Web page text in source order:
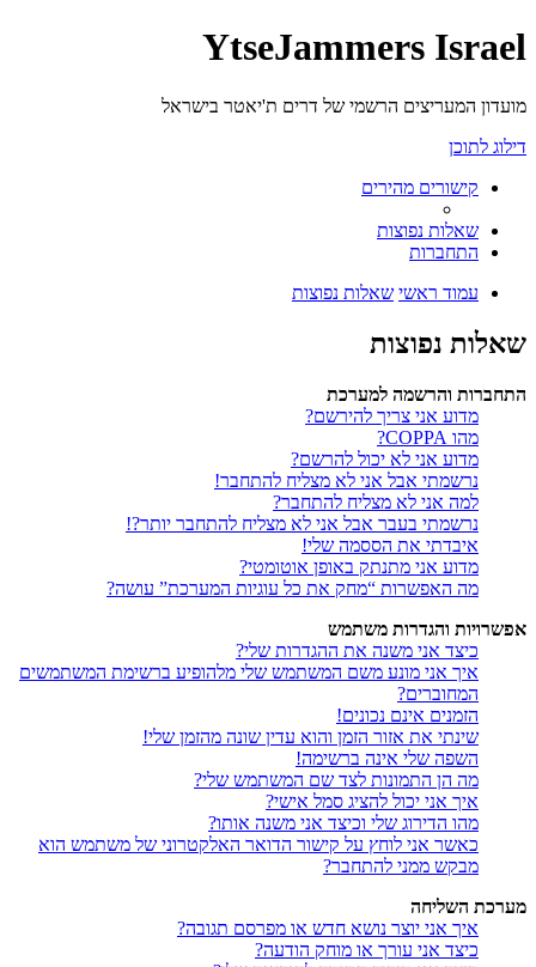
YtseJammers Israel
מועדון המעריצים הרשמי של דרים ת'יאטר בישראל
דילוג לתוכן
קישורים מהירים
שאלות נפוצות
התחברות
עמוד ראשי שאלות נפוצות
שאלות נפוצות
התחברות והרשמה למערכת
מדוע אני צריך להירשם?
מהו COPPA?
מדוע אני לא יכול להרשם?
נרשמתי אבל אני לא מצליח להתחבר!
למה אני לא מצליח להתחבר?
נרשמתי בעבר אבל אני לא מצליח להתחבר יותר?!
איבדתי את הססמה שלי!
מדוע אני מתנתק באופן אוטומטי?
מה האפשרות “מחק את כל עוגיות המערכת” עושה?
אפשרויות והגדרות משתמש
כיצד אני משנה את ההגדרות שלי?
איך אני מונע משם המשתמש שלי מלהופיע ברשימת המשתמשים
המחוברים?
הזמנים אינם נכונים!
שינתי את אזור הזמן והוא עדין שונה מהזמן שלי!
השפה שלי אינה ברשימה!
מה הן התמונות לצד שם המשתמש שלי?
איך אני יכול להציג סמל אישי?
מהו הדירוג שלי וכיצד אני משנה אותו?
כאשר אני לוחץ על קישור הדואר האלקטרוני של משתמש הוא
מבקש ממני להתחבר?
מערכת השליחה
איך אני יוצר נושא חדש או מפרסם תגובה?
כיצד אני עורך או מוחק הודעה?